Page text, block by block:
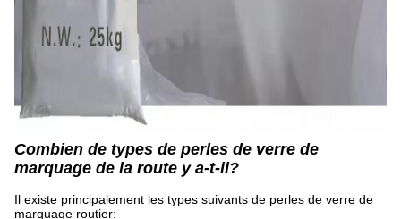
Combien de types de perles de verre de
marquage de la route y a-t-il?
Il existe principalement les types suivants de perles de verre de
marquage routier: